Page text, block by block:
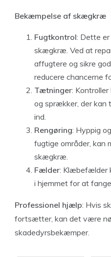
Bekæmpelse af skægkræ
Fugtkontrol: Dette
skægkræ. Ved at
affugtere og sikre
reducere chancerne
Tætninger:
og sprækker, der
ind.
Rengøring: Hyppig
fugtige områder, kan
skægkræ.
Fælder: Klæbefælder
i hjemmet for at
Professionel hjælp: Hvis
fortsætter, kan det være
skadedyrsbekæmper.